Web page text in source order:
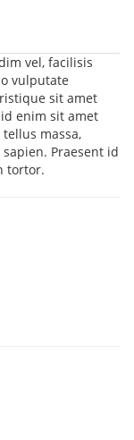
vel, facilisis
vulputate
sit amet
enim sit amet
massa,
Praesent id
tortor.